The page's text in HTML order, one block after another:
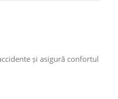
și asigură confortul